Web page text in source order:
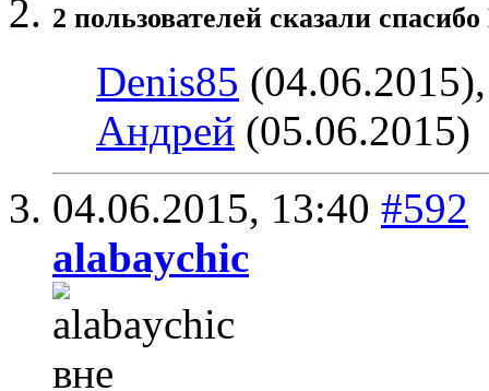
2 пользователей сказали
Denis85
Андрей (05.06.2015)
04.06.2015, 13:40 #592
alabaychic